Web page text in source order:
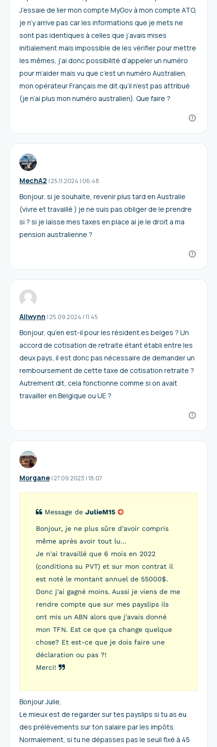
J’essaie de lier mon compte MyGov à mon compte ATO,
je n’y arrive pas car les informations que je mets ne
sont pas identiques à celles que j’avais mises
initialement mais impossible de les vérifier pour mettre
les mêmes, j’ai donc possibilité d’appeler un numéro
pour m’aider mais vu que c’est un numéro Australien,
mon opérateur Français me dit qu’il n’est pas attribué
(je n’ai plus mon numéro australien). Que faire ?
MechA2 I25.11.2024 | 06:48
Bonjour, si je souhaite, revenir plus tard en Australie
(vivre et travaillé ) je ne suis pas obliger de le prendre
si ? si je laisse mes taxes en place ai je le droit a ma
pension australienne ?
Ailwynn I25.09.2024 |11:45
Bonjour, qu'en est-il pour les résident.es belges ? Un
accord de cotisation de retraite étant établi entre les
deux pays, il est donc pas nécessaire de demander un
remboursement de cette taxe de cotisation retraite ?
Autrement dit, cela fonctionne comme si on avait
travailler en Belgique ou UE ?
Morgane I27.09.2023 |18:07
Message de JulieM15
Bonjour, je ne plus sûre d'avoir compris
même après avoir tout lu...
Je n'ai travaillé que 6 mois en 2022
(conditions su PVT) et sur mon contrat il
est noté le montant annuel de 55000$.
Donc j'ai gagné moins. Aussi je viens de me
rendre compte que sur mes payslips ils
ont mis un ABN alors que j'avais donné
mon TFN. Est ce que ça change quelque
chose? Et est-ce que je dois faire une
déclaration ou pas ?!
Merci!
Bonjour Julie,
Le mieux est de regarder sur tes payslips si tu as eu
des prélèvements sur ton salaire par les impôts.
Normalement, si tu ne dépasses pas le seuil fixé à 45